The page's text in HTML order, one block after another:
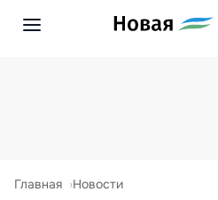
Главная Новости